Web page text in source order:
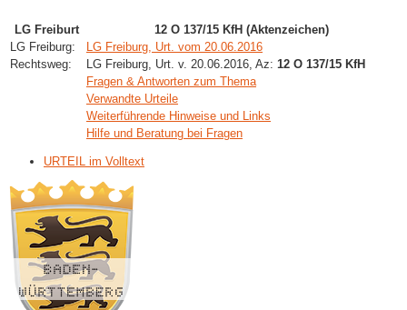
LG Freiburt
12 O 137/15 KfH (Aktenzeichen)
LG Freiburg:
LG Freiburg, Urt. vom 20.06.2016
Rechtsweg:
LG Freiburg, Urt. v. 20.06.2016, Az: 12 O 137/15 KfH
Fragen & Antworten zum Thema
Verwandte Urteile
Weiterführende Hinweise und Links
Hilfe und Beratung bei Fragen
URTEIL im Volltext